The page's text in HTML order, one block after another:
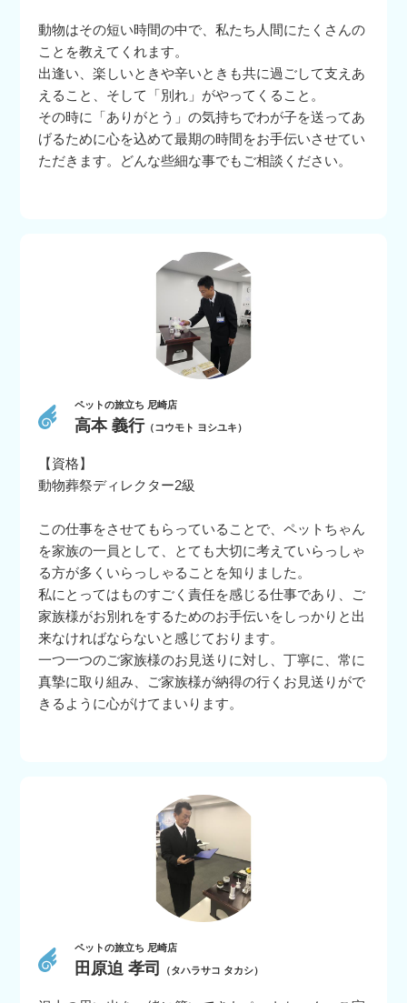
動物はその短い時間の中で、私たち人間にたくさんの
ことを教えてくれます。
出逢い、楽しいときや辛いときも共に過ごして支えあ
えること、そして「別れ」がやってくること。
その時に「ありがとう」の気持ちでわが子を送ってあ
げるために心を込めて最期の時間をお手伝いさせてい
ただきます。どんな些細な事でもご相談ください。
ペットの旅立ち 尼崎店
高本 義行（コウモト ヨシユキ）
【資格】
動物葬祭ディレクター2級
この仕事をさせてもらっていることで、ペットちゃん
を家族の一員として、とても大切に考えていらっしゃ
る方が多くいらっしゃることを知りました。
私にとってはものすごく責任を感じる仕事であり、ご
家族様がお別れをするためのお手伝いをしっかりと出
来なければならないと感じております。
一つ一つのご家族様のお見送りに対し、丁寧に、常に
真摯に取り組み、ご家族様が納得の行くお見送りがで
きるように心がけてまいります。
ペットの旅立ち 尼崎店
田原迫 孝司 （タハラサコ タカシ）